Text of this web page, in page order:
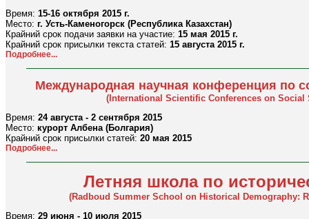
Время: 15-16 октября 2015 г.
Место: г. Усть-Каменогорск (Республика Казахстан)
Крайний срок подачи заявки на участие: 15 мая 2015 г.
Крайний срок присылки текста статей: 15 августа 2015 г.
Подробнее...
Международная научная конференция по
(International Scientific Conferences on Social
Время: 24 августа - 2 сентября 2015
Место: курорт Албена (Болгария)
Крайний срок присылки статей: 20 мая 2015
Подробнее...
Летняя школа по
(Radboud Summer School on Historical Demography:
Время: 29 июня - 10 июля 2015